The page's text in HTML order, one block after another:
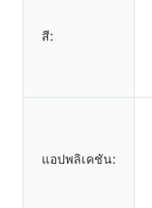
สี:
แอปพลิเคชัน: